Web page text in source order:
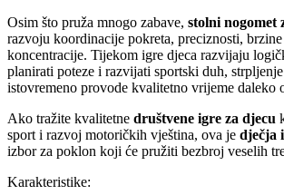
Osim što pruža mnogo zabave, stolni nogomet
razvoju koordinacije pokreta, preciznosti,
koncentracije. Tijekom igre djeca razvijaju
planirati poteze i razvijati sportski duh,
istovremeno provode kvalitetno vrijeme daleko
Ako tražite kvalitetne društvene igre za djecu
sport i razvoj motoričkih vještina, ova je dječja
izbor za poklon koji će pružiti bezbroj veselih
Karakteristike: